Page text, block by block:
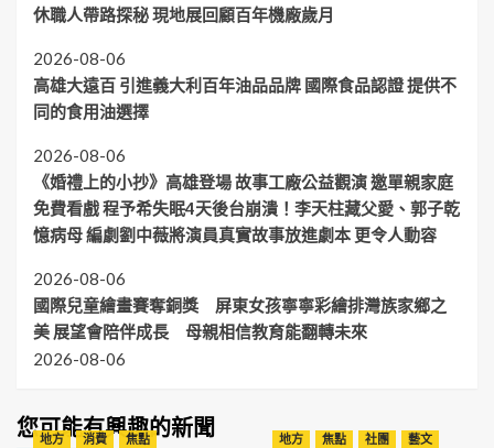
休職人帶路探秘 現地展回顧百年機廠歲月
2026-08-06
高雄大遠百 引進義大利百年油品品牌 國際食品認證 提供不
同的食用油選擇
2026-08-06
《婚禮上的小抄》高雄登場 故事工廠公益觀演 邀單親家庭
免費看戲 程予希失眠4天後台崩潰！李天柱藏父愛、郭子乾
憶病母 編劇劉中薇將演員真實故事放進劇本 更令人動容
2026-08-06
國際兒童繪畫賽奪銅獎 屏東女孩寧寧彩繪排灣族家鄉之
美 展望會陪伴成長 母親相信教育能翻轉未來
2026-08-06
您可能有興趣的新聞
地方 消費 焦點 地方 焦點 社團 藝文